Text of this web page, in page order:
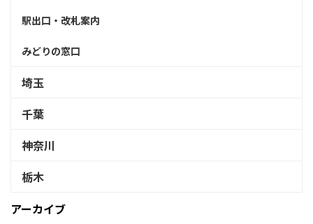
駅出口・改札案内
みどりの窓口
埼玉
千葉
神奈川
栃木
アーカイブ